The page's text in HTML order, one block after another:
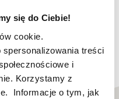
się do Ciebie!
cookie.
treści
i
Korzystamy z
Informacje o tym, jak
gdy właściciele lokalu
kiedy kilkuletni
skutecznie odstraszał